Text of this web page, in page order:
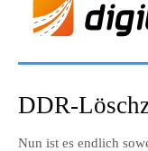
DDR-
Nun ist es endlich